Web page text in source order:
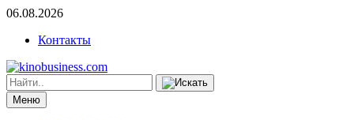
06.08.2026
Контакты
Меню